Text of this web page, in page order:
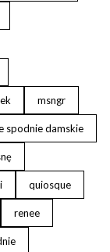
msngr
spodnie damskie
quiosque
renee